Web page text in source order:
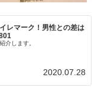
レマーク！男性との差は
介します。
2020.07.28